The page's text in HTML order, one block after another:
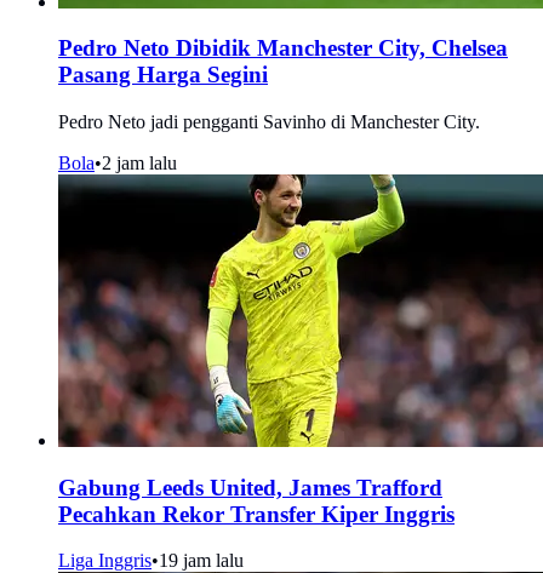
Pedro Neto Dibidik Manchester City, Chelsea
Pasang Harga Segini
Pedro Neto jadi pengganti Savinho di Manchester City.
Bola•2 jam lalu
Gabung Leeds United, James Trafford
Pecahkan Rekor Transfer Kiper Inggris
Liga Inggris•19 jam lalu